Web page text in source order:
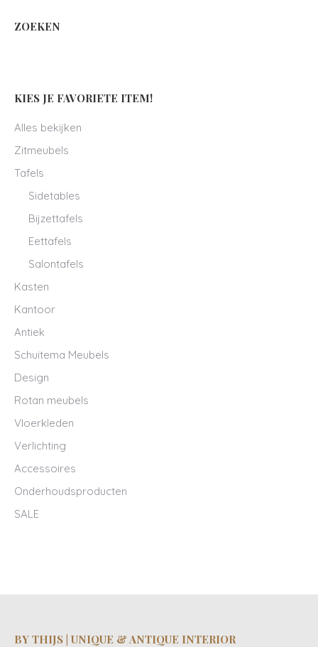
ZOEKEN
KIES JE FAVORIETE ITEM!
Alles bekijken
Zitmeubels
Tafels
Sidetables
Bijzettafels
Eettafels
Salontafels
Kasten
Kantoor
Antiek
Schuitema Meubels
Design
Rotan meubels
Vloerkleden
Verlichting
Accessoires
Onderhoudsproducten
SALE
BY THIJS | UNIQUE & ANTIQUE INTERIOR